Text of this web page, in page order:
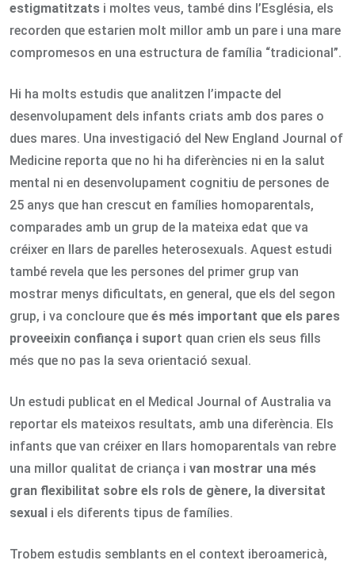
estigmatitzats i moltes veus, també dins l’Església, els
recorden que estarien molt millor amb un pare i una mare
compromesos en una estructura de família “tradicional”.
Hi ha molts estudis que analitzen l’impacte del
desenvolupament dels infants criats amb dos pares o
dues mares. Una investigació del New England Journal of
Medicine reporta que no hi ha diferències ni en la salut
mental ni en desenvolupament cognitiu de persones de
25 anys que han crescut en famílies homoparentals,
comparades amb un grup de la mateixa edat que va
créixer en llars de parelles heterosexuals. Aquest estudi
també revela que les persones del primer grup van
mostrar menys dificultats, en general, que els del segon
grup, i va concloure que és més important que els pares
proveeixin confiança i suport quan crien els seus fills
més que no pas la seva orientació sexual.
Un estudi publicat en el Medical Journal of Australia va
reportar els mateixos resultats, amb una diferència. Els
infants que van créixer en llars homoparentals van rebre
una millor qualitat de criança i van mostrar una més
gran flexibilitat sobre els rols de gènere, la diversitat
sexual i els diferents tipus de famílies.
Trobem estudis semblants en el context iberoamericà,